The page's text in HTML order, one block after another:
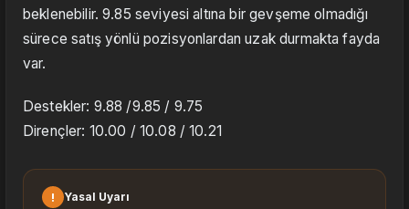
beklenebilir. 9.85 seviyesi altına bir gevşeme olmadığı
sürece satış yönlü pozisyonlardan uzak durmakta fayda
var.
Destekler: 9.88 /9.85 / 9.75
Dirençler: 10.00 / 10.08 / 10.21
! Yasal Uyarı